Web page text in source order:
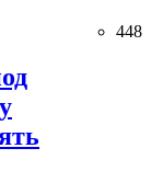
448